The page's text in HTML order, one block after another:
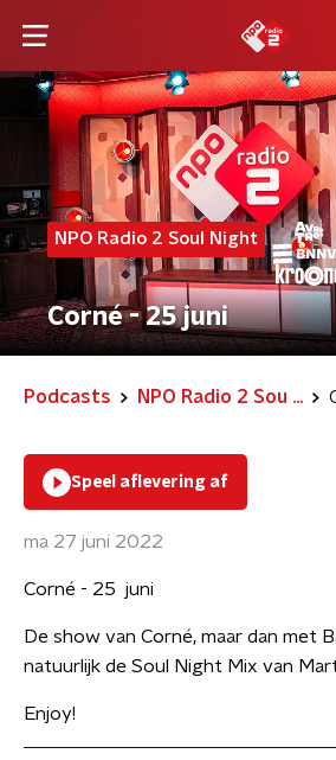
NPO Radio 2 Soul Night
Corné - 25 juni
Podcasts NPO Radio 2 Sou ...
Speel aflevering af
ma 27 juni 2022
Corné - 25 juni
De show van Corné, maar dan met
natuurlijk de Soul Night Mix van
Enjoy!